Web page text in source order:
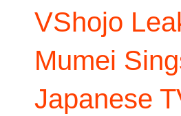
VShojo
Mumei
Japanese